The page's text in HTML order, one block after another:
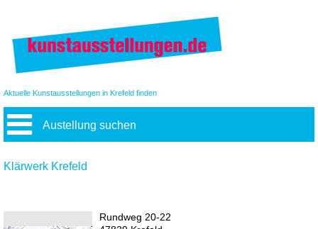
Aktuelle Kunstausstellungen in Krefeld finden
Austellung suchen
Klärwerk Krefeld
Rundweg 20-22